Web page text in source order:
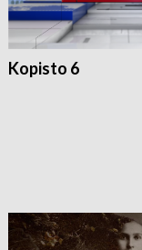
Kopisto 6